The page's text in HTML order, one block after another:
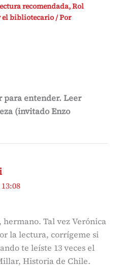
recomendada,Rol
el bibliotecario/ Por
para entender. Leer
(invitado Enzo
Tal vez Verónica
la lectura, corrígeme si
te leíste 13 veces el
Historia de Chile.